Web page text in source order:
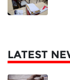
LATEST